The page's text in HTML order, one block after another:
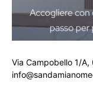
Via Campobello 1/